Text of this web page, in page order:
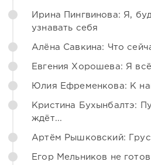
Ирина Пингвинова: Я,
узнавать себя
Алёна Савкина: Что
Евгения Хорошева: Я
Юлия Ефременкова: К
Кристина Бухынбалтэ:
ждёт...
Артём Рышковский:
Егор Мельников не